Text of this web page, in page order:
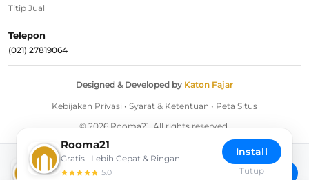
Titip Jual
Telepon
(021) 27819064
Designed & Developed by Katon Fajar
Kebijakan Privasi • Syarat & Ketentuan • Peta Situs
© 2026 Rooma21. All rights reserved.
Download Rooma21 App
Install
Rooma21
Gratis · Lebih Cepat & Ringan
5.0
Install
Tutup